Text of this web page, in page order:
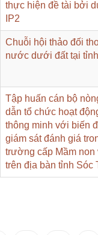
thực hiện đề tài bởi
IP2
Chuỗi hội thảo đối
nước dưới đất tại
Tập huấn cán bộ
dẫn tổ chức hoạt
thông minh với biến
giám sát đánh giá
trường cấp Mầm non
trên địa bàn tỉnh Sóc